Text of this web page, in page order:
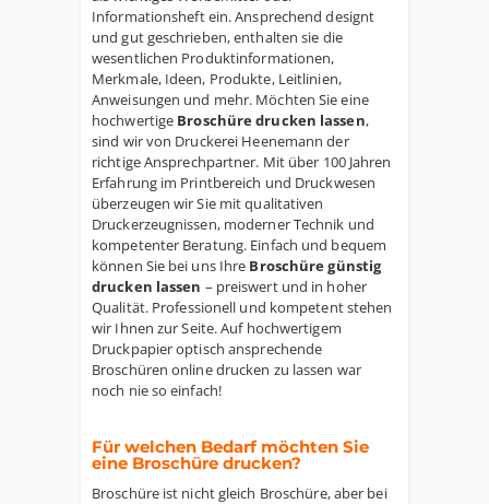
Informationsheft ein. Ansprechend designt
und gut geschrieben, enthalten sie die
wesentlichen Produktinformationen,
Merkmale, Ideen, Produkte, Leitlinien,
Anweisungen und mehr. Möchten Sie eine
hochwertige Broschüre drucken lassen,
sind wir von Druckerei Heenemann der
richtige Ansprechpartner. Mit über 100 Jahren
Erfahrung im Printbereich und Druckwesen
überzeugen wir Sie mit qualitativen
Druckerzeugnissen, moderner Technik und
kompetenter Beratung. Einfach und bequem
können Sie bei uns Ihre Broschüre günstig
drucken lassen – preiswert und in hoher
Qualität. Professionell und kompetent stehen
wir Ihnen zur Seite. Auf hochwertigem
Druckpapier optisch ansprechende
Broschüren online drucken zu lassen war
noch nie so einfach!
Für welchen Bedarf möchten Sie
eine Broschüre drucken?
Broschüre ist nicht gleich Broschüre, aber bei